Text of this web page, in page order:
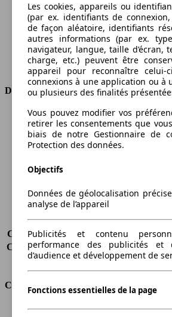
Cylindrée
1598 ccm
Carburant
Diesel
Cylindres
4
Transmission
Boîte manuelle
Type de traction
Traction avant
Dimensions
Longueur
Hauteur
Largeur
Poids maximum
Portes
5
Sièges
Charge sur toit
-
Capacité de remorquage (sans freins)
Capacité de remorquage (avec freins)
Volume du coffre
Consommation
Émissions de CO2*
144 g/km
Les cookies, appareils ou
(par ex. identifiants de
de façon aléatoire, identifiants
autres informations (par ex.
navigateur, langue, taille d’écran,
charge, etc.) peuvent être
appareil pour reconnaître
connexions à une application ou à
ou plusieurs des finalités
Vous pouvez modifier vos
retirer les consentements que
biais de notre Gestionnaire de
Protection des données.
Objectifs
Données de géolocalisation
analyse de l’appareil
Publicités et contenu
performance des publicités et
d’audience et développement de
Fonctions essentielles de la page